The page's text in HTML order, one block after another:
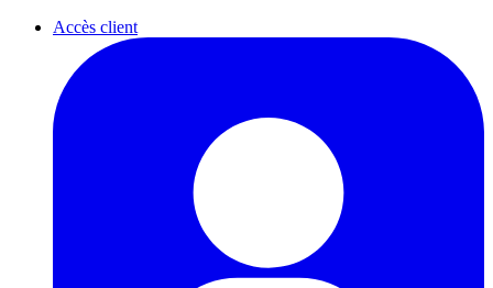
Accès client